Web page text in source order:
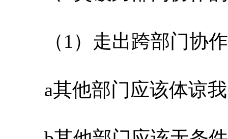
（1）走出跨部门协作
a其他部门应该体谅我